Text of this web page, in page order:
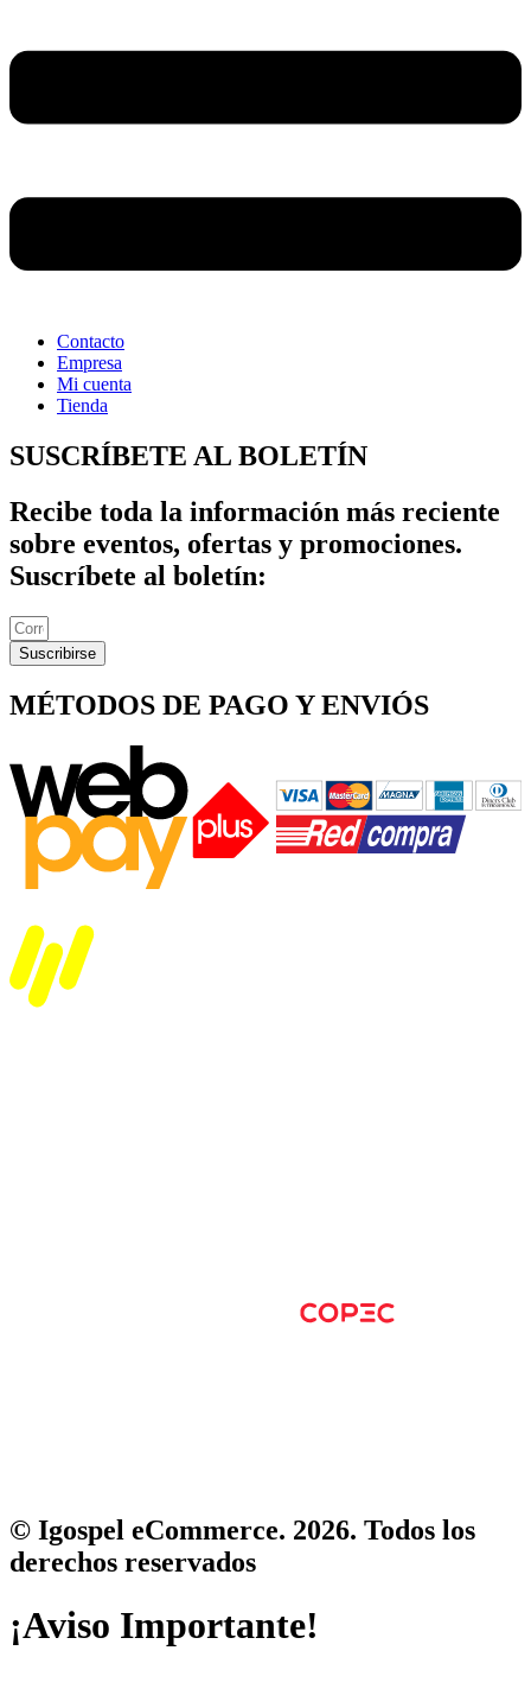
Contacto
Empresa
Mi cuenta
Tienda
SUSCRÍBETE AL BOLETÍN
Recibe toda la información más reciente
sobre eventos, ofertas y promociones.
Suscríbete al boletín:
Suscribirse
MÉTODOS DE PAGO Y ENVIÓS
© Igospel eCommerce. 2026. Todos los
derechos reservados
¡Aviso Importante!